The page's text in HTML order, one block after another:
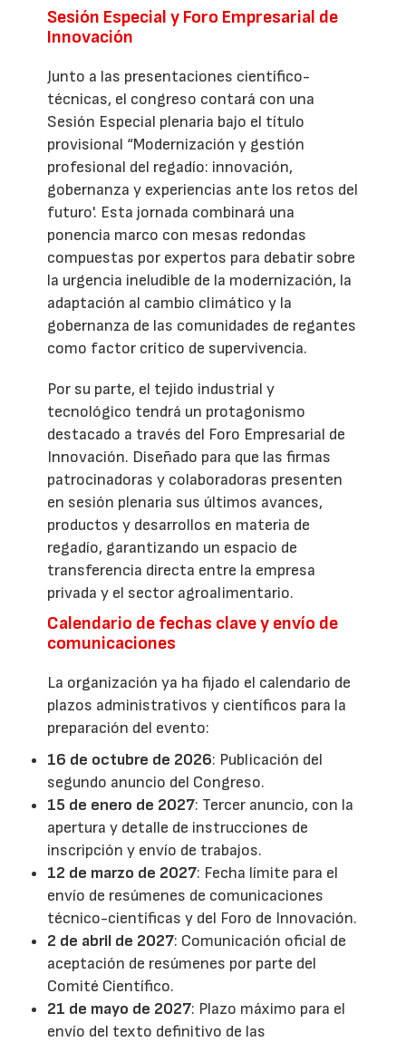
Sesión Especial y Foro Empresarial de
Innovación
Junto a las presentaciones científico-
técnicas, el congreso contará con una
Sesión Especial plenaria bajo el título
provisional “Modernización y gestión
profesional del regadío: innovación,
gobernanza y experiencias ante los retos del
futuro'. Esta jornada combinará una
ponencia marco con mesas redondas
compuestas por expertos para debatir sobre
la urgencia ineludible de la modernización, la
adaptación al cambio climático y la
gobernanza de las comunidades de regantes
como factor crítico de supervivencia.
Por su parte, el tejido industrial y
tecnológico tendrá un protagonismo
destacado a través del Foro Empresarial de
Innovación. Diseñado para que las firmas
patrocinadoras y colaboradoras presenten
en sesión plenaria sus últimos avances,
productos y desarrollos en materia de
regadío, garantizando un espacio de
transferencia directa entre la empresa
privada y el sector agroalimentario.
Calendario de fechas clave y envío de
comunicaciones
La organización ya ha fijado el calendario de
plazos administrativos y científicos para la
preparación del evento:
16 de octubre de 2026: Publicación del
segundo anuncio del Congreso.
15 de enero de 2027: Tercer anuncio, con la
apertura y detalle de instrucciones de
inscripción y envío de trabajos.
12 de marzo de 2027: Fecha límite para el
envío de resúmenes de comunicaciones
técnico-científicas y del Foro de Innovación.
2 de abril de 2027: Comunicación oficial de
aceptación de resúmenes por parte del
Comité Científico.
21 de mayo de 2027: Plazo máximo para el
envío del texto definitivo de las